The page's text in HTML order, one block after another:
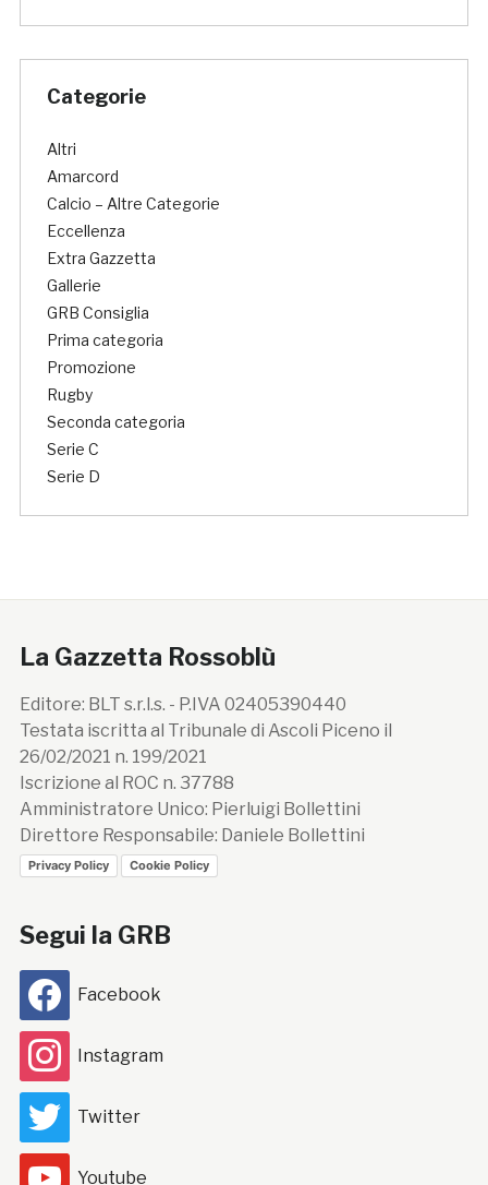
Categorie
Altri
Amarcord
Calcio – Altre Categorie
Eccellenza
Extra Gazzetta
Gallerie
GRB Consiglia
Prima categoria
Promozione
Rugby
Seconda categoria
Serie C
Serie D
La Gazzetta Rossoblù
Editore: BLT s.r.l.s. - P.IVA 02405390440
Testata iscritta al Tribunale di Ascoli Piceno il
26/02/2021 n. 199/2021
Iscrizione al ROC n. 37788
Amministratore Unico: Pierluigi Bollettini
Direttore Responsabile: Daniele Bollettini
Privacy Policy Cookie Policy
Segui la GRB
Facebook
Instagram
Twitter
Youtube